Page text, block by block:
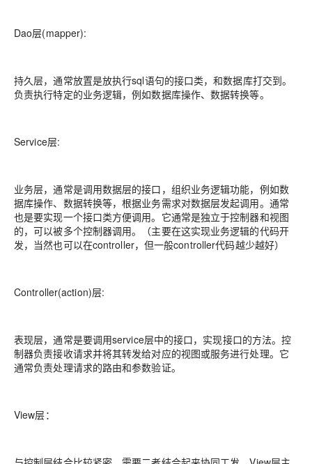
Dao层(mapper):
持久层，通常放置是放执行sql语句的接口类，和数据库打交到。
负责执行特定的业务逻辑，例如数据库操作、数据转换等。
Service层:
业务层，通常是调用数据层的接口，组织业务逻辑功能，例如数
据库操作、数据转换等，根据业务需求对数据层发起调用。通常
也是要实现一个接口类方便调用。它通常是独立于控制器和视图
的，可以被多个控制器调用。（主要在这实现业务逻辑的代码开
发，当然也可以在controller，但一般controller代码越少越好）
Controller(action)层:
表现层，通常是要调用service层中的接口，实现接口的方法。控
制器负责接收请求并将其转发给对应的视图或服务进行处理。它
通常负责处理请求的路由和参数验证。
View层：